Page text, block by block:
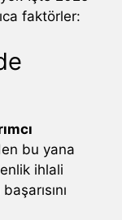
faktörler:
bu yana
ihlali